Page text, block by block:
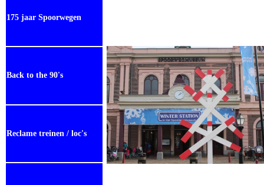
175 jaar Spoorwegen
Back to the 90's
Reclame treinen / loc's